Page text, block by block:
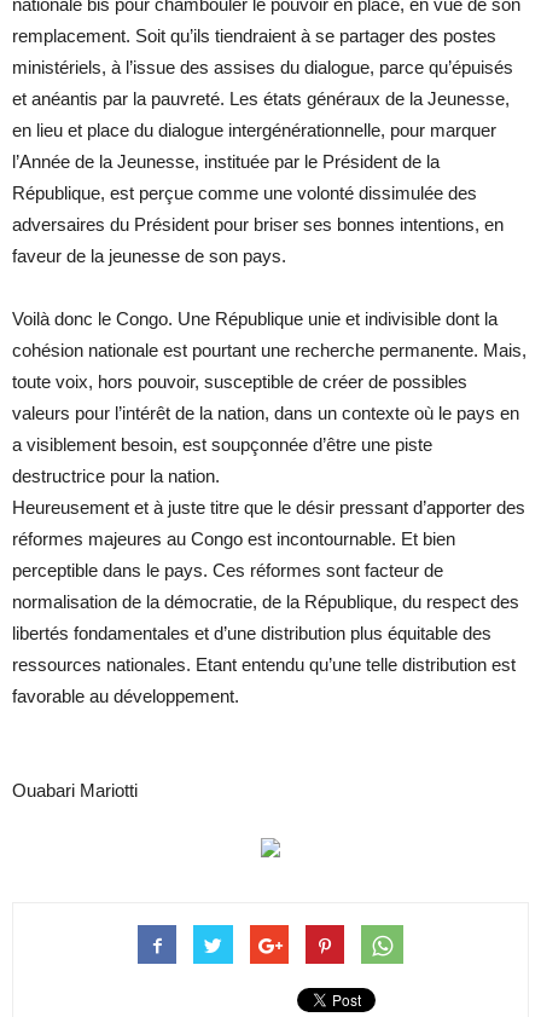
nationale bis pour chambouler le pouvoir en place, en vue de son
remplacement. Soit qu’ils tiendraient à se partager des postes
ministériels, à l’issue des assises du dialogue, parce qu’épuisés
et anéantis par la pauvreté. Les états généraux de la Jeunesse,
en lieu et place du dialogue intergénérationnelle, pour marquer
l’Année de la Jeunesse, instituée par le Président de la
République, est perçue comme une volonté dissimulée des
adversaires du Président pour briser ses bonnes intentions, en
faveur de la jeunesse de son pays.
Voilà donc le Congo. Une République unie et indivisible dont la
cohésion nationale est pourtant une recherche permanente. Mais,
toute voix, hors pouvoir, susceptible de créer de possibles
valeurs pour l’intérêt de la nation, dans un contexte où le pays en
a visiblement besoin, est soupçonnée d’être une piste
destructrice pour la nation.
Heureusement et à juste titre que le désir pressant d’apporter des
réformes majeures au Congo est incontournable. Et bien
perceptible dans le pays. Ces réformes sont facteur de
normalisation de la démocratie, de la République, du respect des
libertés fondamentales et d’une distribution plus équitable des
ressources nationales. Etant entendu qu’une telle distribution est
favorable au développement.
Ouabari Mariotti